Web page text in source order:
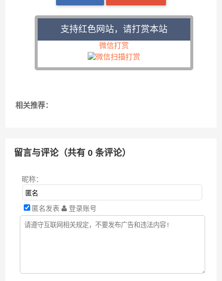
支持红色网站，请打赏本站
微信打赏
相关推荐：
留言与评论（共有0 条评论）
昵称：
匿名发表 登录账号